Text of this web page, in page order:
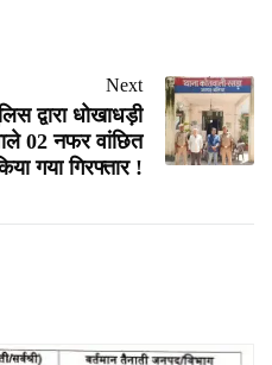
Next
द्वारा धोखाधड़ी
02 नफर वांछित
गया गिरफ्तार !